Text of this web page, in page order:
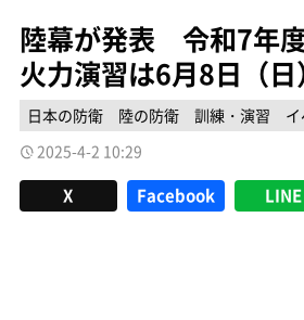
陸幕が発表 令和7年
火力演習は6月8日（
日本の防衛 陸の防衛 訓練・演習
2025-4-2 10:29
X Facebook LINE